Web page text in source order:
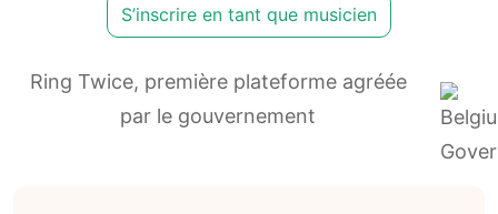
S’inscrire en tant que musicien
Ring Twice, première plateforme agréée
par le gouvernement